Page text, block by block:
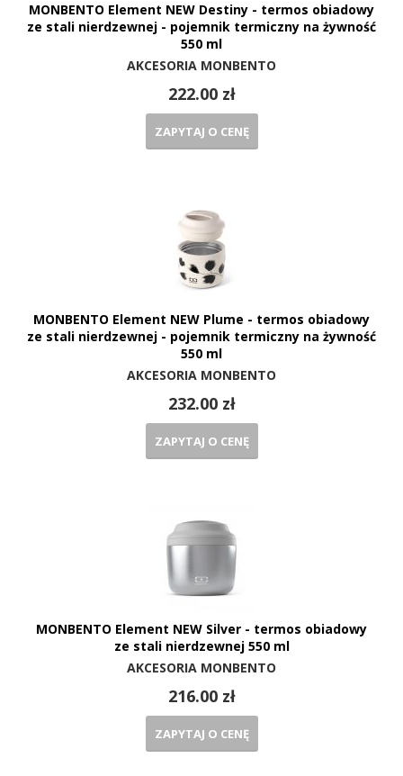
MONBENTO Element NEW Destiny - termos obiadowy
ze stali nierdzewnej - pojemnik termiczny na żywność
550 ml
AKCESORIA MONBENTO
222.00 zł
ZAPYTAJ O CENĘ
MONBENTO Element NEW Plume - termos obiadowy
ze stali nierdzewnej - pojemnik termiczny na żywność
550 ml
AKCESORIA MONBENTO
232.00 zł
ZAPYTAJ O CENĘ
MONBENTO Element NEW Silver - termos obiadowy
ze stali nierdzewnej 550 ml
AKCESORIA MONBENTO
216.00 zł
ZAPYTAJ O CENĘ